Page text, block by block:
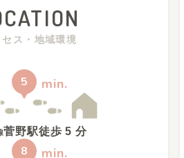
セス・地域環境
5 min.
菅野駅徒歩 5 分
8 min.